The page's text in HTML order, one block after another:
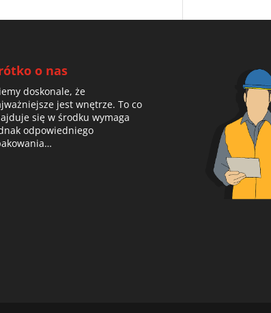
o nas
doskonale, że
jest wnętrze. To co
się w środku wymaga
odpowiedniego